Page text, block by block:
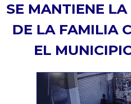
SE MANTIENE
DE LA FAMILIA
EL